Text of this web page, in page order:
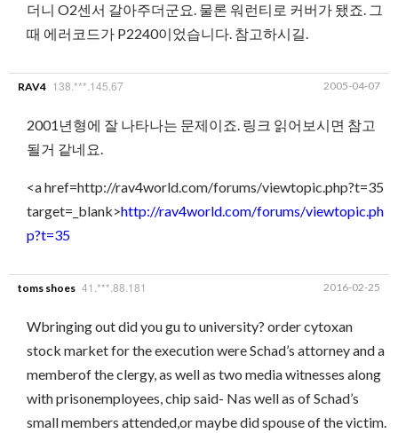
더니 O2센서 갈아주더군요. 물론 워런티로 커버가 됐죠. 그
때 에러코드가 P2240이었습니다. 참고하시길.
RAV4 138.***.145.67 2005-04-07
2001년형에 잘 나타나는 문제이죠. 링크 읽어보시면 참고
될거 같네요.
<a href=http://rav4world.com/forums/viewtopic.php?t=35
target=_blank>http://rav4world.com/forums/viewtopic.ph
p?t=35
toms shoes 41.***.88.181 2016-02-25
Wbringing out did you gu to university? order cytoxan
stock market for the execution were Schad’s attorney and a
memberof the clergy, as well as two media witnesses along
with prisonemployees, chip said- Nas well as of Schad’s
small members attended,or maybe did spouse of the victim.